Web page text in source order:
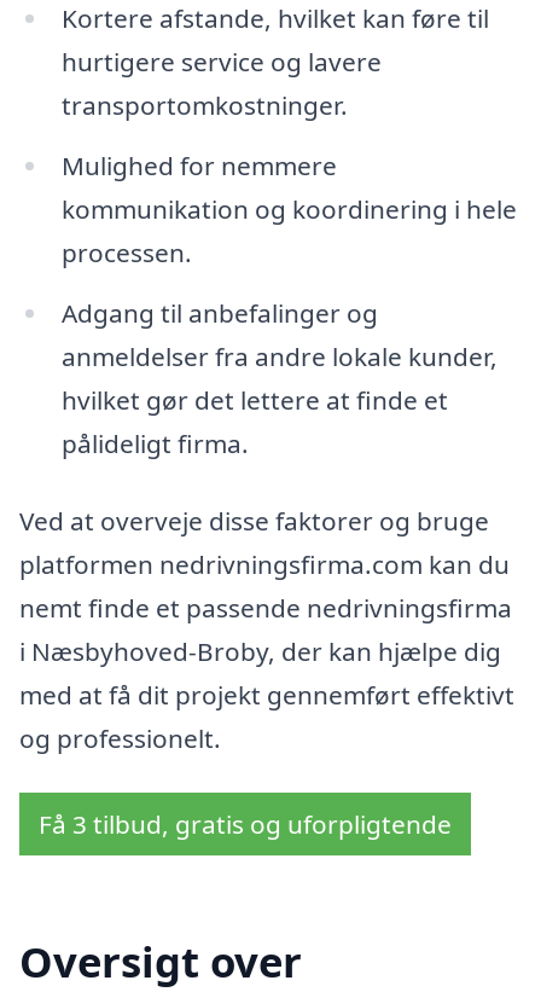
Kortere afstande, hvilket kan føre til
hurtigere service og lavere
transportomkostninger.
Mulighed for nemmere
kommunikation og koordinering i hele
processen.
Adgang til anbefalinger og
anmeldelser fra andre lokale kunder,
hvilket gør det lettere at finde et
pålideligt firma.
Ved at overveje disse faktorer og bruge
platformen nedrivningsfirma.com kan du
nemt finde et passende nedrivningsfirma
i Næsbyhoved-Broby, der kan hjælpe dig
med at få dit projekt gennemført effektivt
og professionelt.
Få 3 tilbud, gratis og uforpligtende
Oversigt over